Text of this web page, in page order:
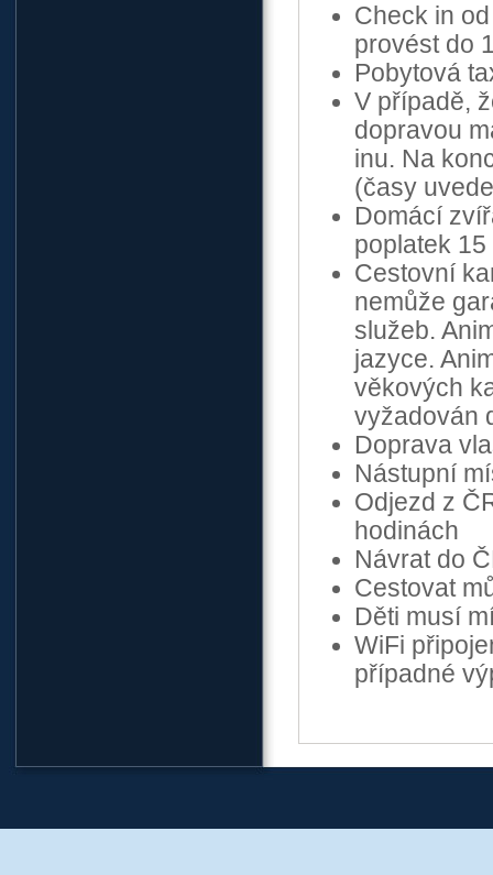
Check in
provést do
Pobytová
V případě,
dopravou
inu. Na
(časy
Domácí
poplatek
Cestovní
nemůže
služeb.
jazyce.
věkových
vyžadován
Doprava
Nástupní
Odjezd z
hodinách
Návrat do
Cestovat
Děti musí
WiFi
případné